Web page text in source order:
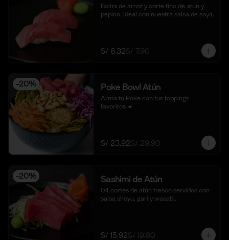
Bolita de arroz y corte fino de atún y
pepino, ideal con nuestra salsa de soya.
S/ 6.32S/ 7.90
-20% Poke Bowl Atún
Arma tu Poke con tus toppings
favoritos ☀️
S/ 23.92S/ 29.90
-20% Sashimi de Atún
04 cortes de atún fresco servidos con
salsa shoyu, gari y wasabi.
S/ 15.92S/ 19.90